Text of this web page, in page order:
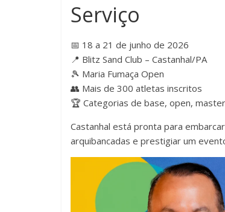
Serviço
📅 18 a 21 de junho de 2026
📍 Blitz Sand Club – Castanhal/PA
🎾 Maria Fumaça Open
👥 Mais de 300 atletas inscritos
🏆 Categorias de base, open,
Castanhal está pronta para
arquibancadas e prestigiar um